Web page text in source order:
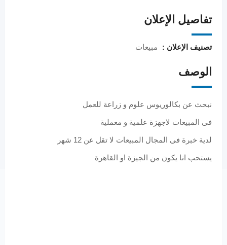
تفاصيل الإعلان
تصنيف الإعلان : مبيعات
الوصف
نبحث عن بكالوريوس علوم و زراعة للعمل
فى المبيعات لاجهزة علمية و معملية
لدية خبرة فى المجال المبيعات لا تقل عن 12 شهر
يستحب انا يكون من الجيزة او القاهرة